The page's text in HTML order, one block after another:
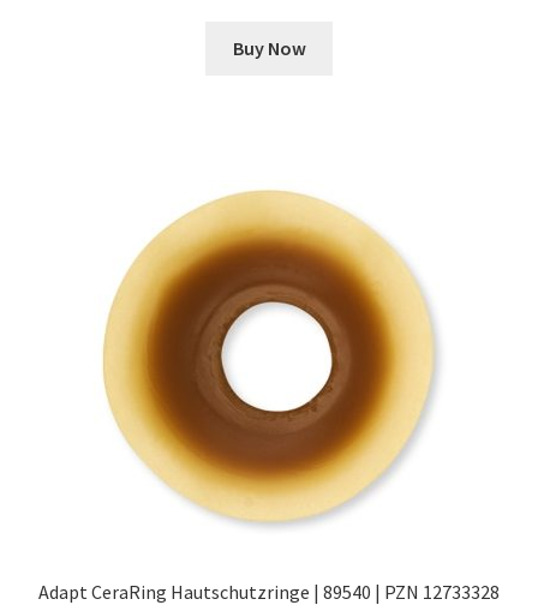
Buy Now
Adapt CeraRing Hautschutzringe | 89540 | PZN 12733328